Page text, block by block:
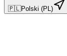
🇵🇱Polski (PL)